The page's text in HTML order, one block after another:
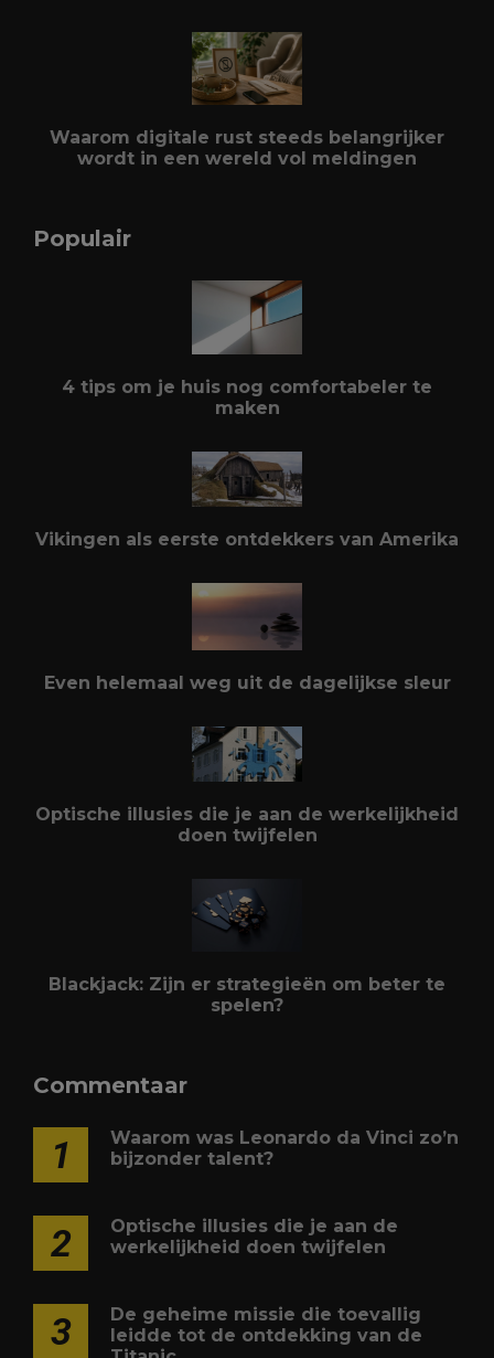
Waarom digitale rust steeds belangrijker
wordt in een wereld vol meldingen
Populair
4 tips om je huis nog comfortabeler te
maken
Vikingen als eerste ontdekkers van Amerika
Even helemaal weg uit de dagelijkse sleur
Optische illusies die je aan de werkelijkheid
doen twijfelen
Blackjack: Zijn er strategieën om beter te
spelen?
Commentaar
1
Waarom was Leonardo da Vinci zo’n
bijzonder talent?
2
Optische illusies die je aan de
werkelijkheid doen twijfelen
3
De geheime missie die toevallig
leidde tot de ontdekking van de